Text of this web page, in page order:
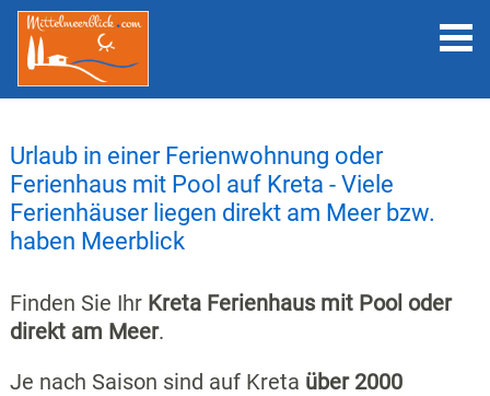
Urlaub in einer Ferienwohnung oder
Ferienhaus mit Pool auf Kreta - Viele
Ferienhäuser liegen direkt am Meer bzw.
haben Meerblick
Finden Sie Ihr Kreta Ferienhaus mit Pool oder
direkt am Meer.
Je nach Saison sind auf Kreta über 2000